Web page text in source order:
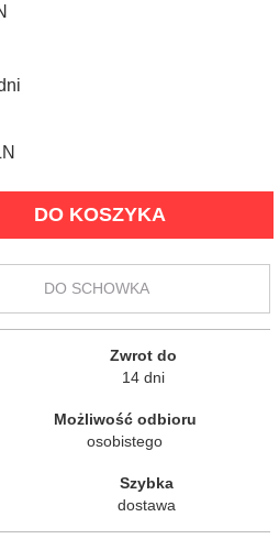
DO KOSZYKA
DO SCHOWKA
Zwrot do
14 dni
Możliwość odbioru
osobistego
Szybka
dostawa